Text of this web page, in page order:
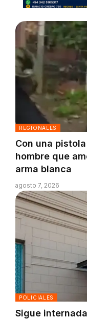
REGIONALES
Con una
hombre que
arma blanca
agosto 7, 2026
POLICIALES
Sigue